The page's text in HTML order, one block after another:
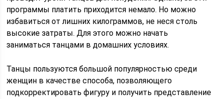
программы платить приходится немало. Но можно
избавиться от лишних килограммов, не неся столь
высокие затраты. Для этого можно начать
заниматься танцами в домашних условиях.
Танцы пользуются большой популярностью среди
женщин в качестве способа, позволяющего
подкорректировать фигуру и получить представление